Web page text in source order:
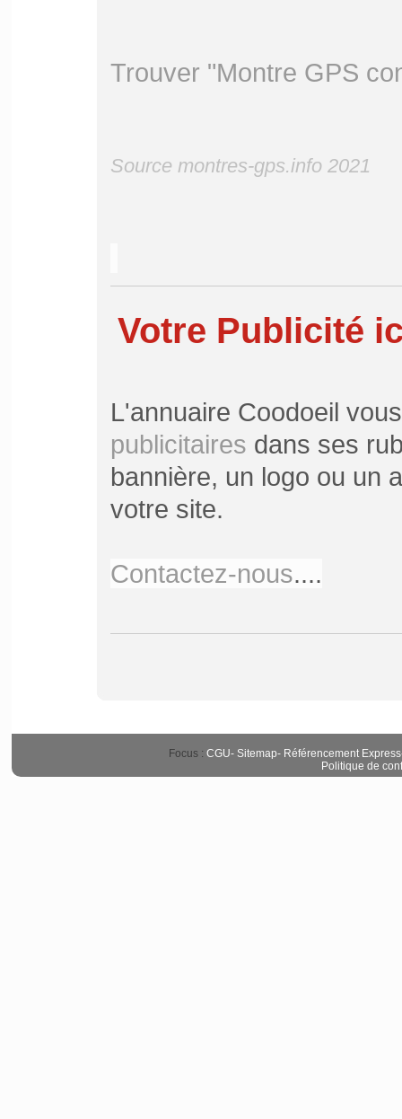
Trouver "Montre GPS
Source montres-gps.info 2021
Votre Publicité
L'annuaire Coodoeil
publicitaires dans ses
bannière, un logo ou un
votre site.
Contactez-nous....
Focus : CGU- Sitemap- Référencement Express
Politique de